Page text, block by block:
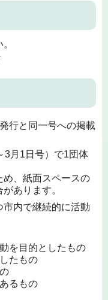
行と同一号への掲載
3月1日号）で1団体
、紙面スペースの
あります。
内で継続的に活動
を目的としたもの
たもの
るもの